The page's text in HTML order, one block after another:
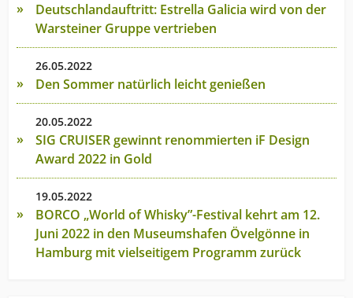
Deutschlandauftritt: Estrella Galicia wird von der
Warsteiner Gruppe vertrieben
26.05.2022
Den Sommer natürlich leicht genießen
20.05.2022
SIG CRUISER gewinnt renommierten iF Design
Award 2022 in Gold
19.05.2022
BORCO „World of Whisky”-Festival kehrt am 12.
Juni 2022 in den Museumshafen Övelgönne in
Hamburg mit vielseitigem Programm zurück